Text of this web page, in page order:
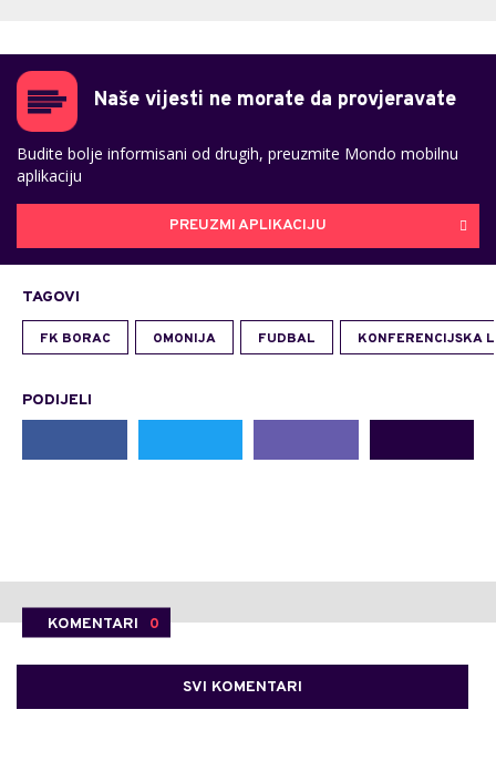
Naše vijesti ne morate da provjeravate
Budite bolje informisani od drugih, preuzmite Mondo mobilnu
aplikaciju
PREUZMI APLIKACIJU
TAGOVI
FK BORAC OMONIJA FUDBAL KONFERENCIJSKA
PODIJELI
KOMENTARI 0
SVI KOMENTARI